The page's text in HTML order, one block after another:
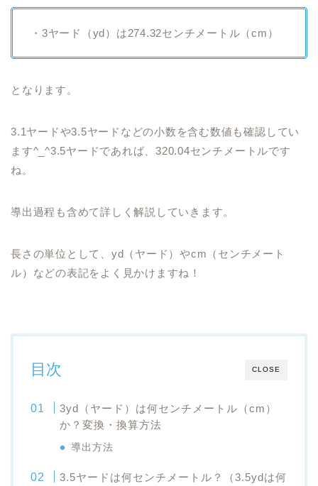
・3ヤード（yd）は274.32センチメートル（cm）
となります。
3.1ヤードや3.5ヤードなどの小数を含む数値も確認してい
ます^_^3.5ヤードであれば、320.04センチメートルです
ね。
導出過程も含めて詳しく解説していきます。
長さの単位として、yd（ヤード）やcm（センチメート
ル）などの表記をよく見かけますね！
CLOSE
目次
3yd（ヤード）は何センチメートル（cm）
か？変換・換算方法
導出方法
3.5ヤードは何センチメートル？（3.5ydは何